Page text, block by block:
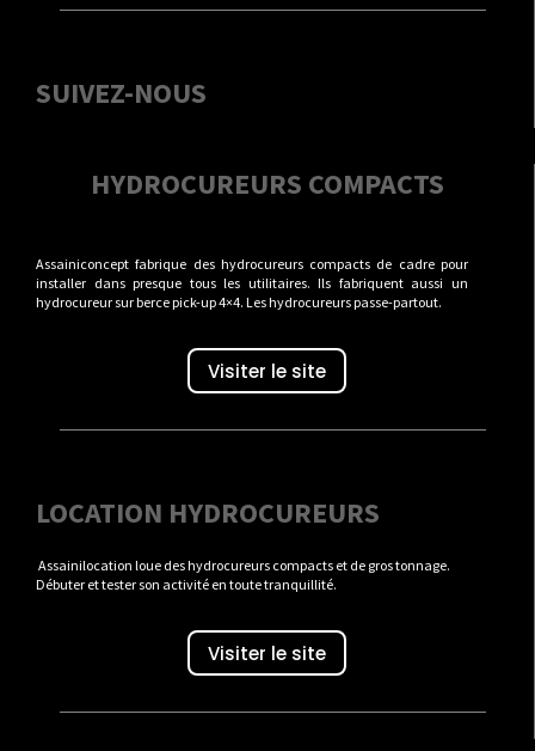
SUIVEZ-NOUS
HYDROCUREURS COMPACTS
Assainiconcept fabrique des hydrocureurs compacts de cadre pour
installer dans presque tous les utilitaires. Ils fabriquent aussi un
hydrocureur sur berce pick-up 4×4. Les hydrocureurs passe-partout.
Visiter le site
LOCATION HYDROCUREURS
Assainilocation loue des hydrocureurs compacts et de gros tonnage.
Débuter et tester son activité en toute tranquillité.
Visiter le site